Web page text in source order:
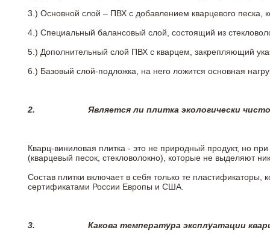
3.) Основной слой – ПВХ с добавлением кварцевого песка,
4.) Специальный балансовый слой, состоящий из
5.) Дополнительный слой ПВХ с кварцем, закрепляющий
6.) Базовый слой-подложка, на него ложится основная
2. Является ли плитка экологически
Кварц-виниловая плитка - это не природный продукт, но
(кварцевый песок, стекловолокно), которые не выделяют
Состав плитки включает в себя только те
сертификатами России Европы и США.
3. Какова температура эксплуатации